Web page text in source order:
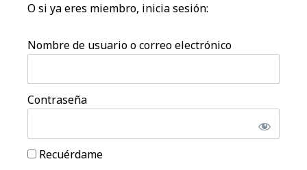
O si ya eres miembro, inicia sesión:
Nombre de usuario o correo electrónico
Contraseña
Recuérdame